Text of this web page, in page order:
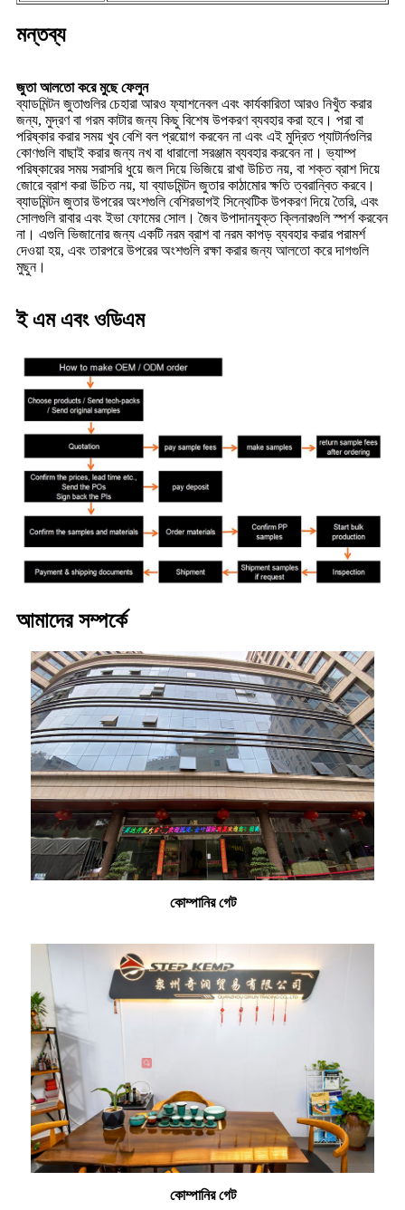
মন্তব্য
জুতা আলতো করে মুছে ফেলুন
ব্যাডমিন্টন জুতাগুলির চেহারা আরও ফ্যাশনেবল এবং কার্যকারিতা আরও নিখুঁত করার
জন্য, মুদ্রণ বা গরম কাটার জন্য কিছু বিশেষ উপকরণ ব্যবহার করা হবে। পরা বা
পরিষ্কার করার সময় খুব বেশি বল প্রয়োগ করবেন না এবং এই মুদ্রিত প্যাটার্নগুলির
কোণগুলি বাছাই করার জন্য নখ বা ধারালো সরঞ্জাম ব্যবহার করবেন না। ভ্যাম্প
পরিষ্কারের সময় সরাসরি ধুয়ে জল দিয়ে ভিজিয়ে রাখা উচিত নয়, বা শক্ত ব্রাশ দিয়ে
জোরে ব্রাশ করা উচিত নয়, যা ব্যাডমিন্টন জুতার কাঠামোর ক্ষতি ত্বরান্বিত করবে।
ব্যাডমিন্টন জুতার উপরের অংশগুলি বেশিরভাগই সিন্থেটিক উপকরণ দিয়ে তৈরি, এবং
সোলগুলি রাবার এবং ইভা ফোমের সোল। জৈব উপাদানযুক্ত ক্লিনারগুলি স্পর্শ করবেন
না। এগুলি ভিজানোর জন্য একটি নরম ব্রাশ বা নরম কাপড় ব্যবহার করার পরামর্শ
দেওয়া হয়, এবং তারপরে উপরের অংশগুলি রক্ষা করার জন্য আলতো করে দাগগুলি
মুছুন।
ই এম এবং ওডিএম
আমাদের সম্পর্কে
কোম্পানির গেট
কোম্পানির গেট